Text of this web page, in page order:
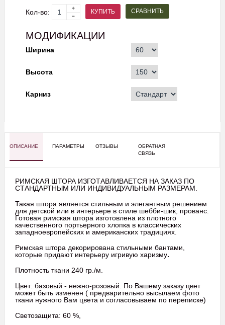
Кол-во: КУПИТЬ СРАВНИТЬ
МОДИФИКАЦИИ
Ширина
Высота
Карниз
ОПИСАНИЕ ПАРАМЕТРЫ ОТЗЫВЫ
ОБРАТНАЯ
СВЯЗЬ
РИМСКАЯ ШТОРА ИЗГОТАВЛИВАЕТСЯ НА ЗАКАЗ ПО
СТАНДАРТНЫМ ИЛИ ИНДИВИДУАЛЬНЫМ РАЗМЕРАМ.
Такая штора является стильным и элегантным решением
для детской или в интерьере в стиле шебби-шик, прованс.
Готовая римская штора изготовлена из плотного
качественного портьерного хлопка в классических
западноевропейских и американских традициях.
Римская штора декорирована стильными бантами,
которые придают интерьеру игривую харизму.
Плотность ткани 240 гр./м.
Цвет: базовый - нежно-розовый. По Вашему заказу цвет
может быть изменен ( предварительно высылаем фото
ткани нужного Вам цвета и согласовываем по переписке)
Светозащита: 60 %,